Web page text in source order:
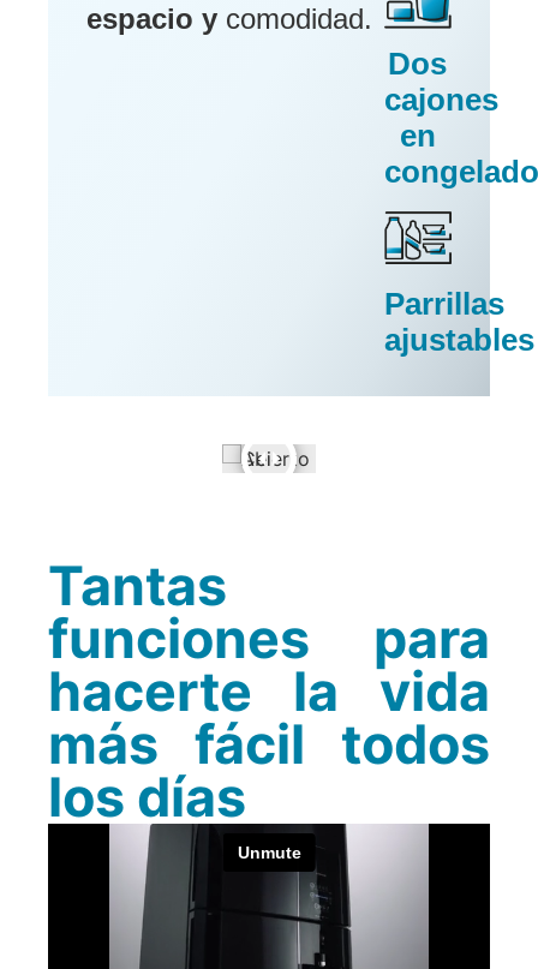
espacio y comodidad.
Dos
cajones
en
Parrillas
ajustables
Tantas
funciones para
hacerte la vida
más fácil todos
los días